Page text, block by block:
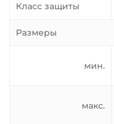
Класс защиты
Размеры
мин.
макс.